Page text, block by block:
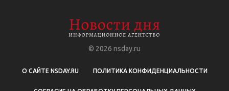
© 2026 nsday.ru
О САЙТЕ NSDAY.RU ПОЛИТИКА КОНФИДЕНЦИАЛЬНОСТИ